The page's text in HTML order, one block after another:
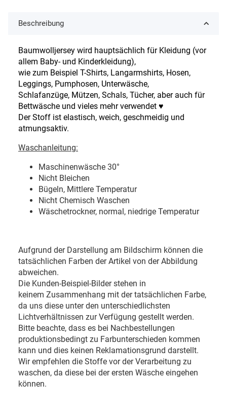
Beschreibung
Baumwolljersey wird hauptsächlich für Kleidung (vor
allem Baby- und Kinderkleidung),
wie zum Beispiel T-Shirts, Langarmshirts, Hosen,
Leggings, Pumphosen, Unterwäsche,
Schlafanzüge, Mützen, Schals, Tücher, aber auch für
Bettwäsche und vieles mehr verwendet ♥
Der Stoff ist elastisch, weich, geschmeidig und
atmungsaktiv.
Waschanleitung:
Maschinenwäsche 30°
Nicht Bleichen
Bügeln, Mittlere Temperatur
Nicht Chemisch Waschen
Wäschetrockner, normal, niedrige Temperatur
Aufgrund der Darstellung am Bildschirm können die
tatsächlichen Farben der Artikel von der Abbildung
abweichen.
Die Kunden-Beispiel-Bilder stehen in
keinem Zusammenhang mit der tatsächlichen Farbe,
da uns diese unter den unterschiedlichsten
Lichtverhältnissen zur Verfügung gestellt werden.
Bitte beachte, dass es bei Nachbestellungen
produktionsbedingt zu Farbunterschieden kommen
kann und dies keinen Reklamationsgrund darstellt.
Wir empfehlen die Stoffe vor der Verarbeitung zu
waschen, da diese bei der ersten Wäsche eingehen
können.